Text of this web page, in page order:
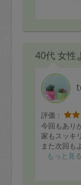
40代 女性
評価：
今回もあり
家もスッキ
また次回も
もっと見る